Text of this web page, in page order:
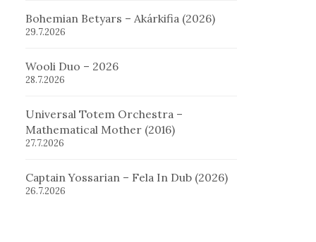
Bohemian Betyars – Akárkifia (2026)
29.7.2026
Wooli Duo – 2026
28.7.2026
Universal Totem Orchestra –
Mathematical Mother (2016)
27.7.2026
Captain Yossarian – Fela In Dub (2026)
26.7.2026